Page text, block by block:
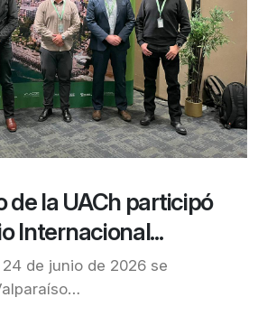
de la UACh participó
Internacional...
de junio de 2026 se